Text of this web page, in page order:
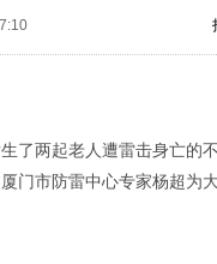
了两起老人遭雷击身亡的
门市防雷中心专家杨超为大